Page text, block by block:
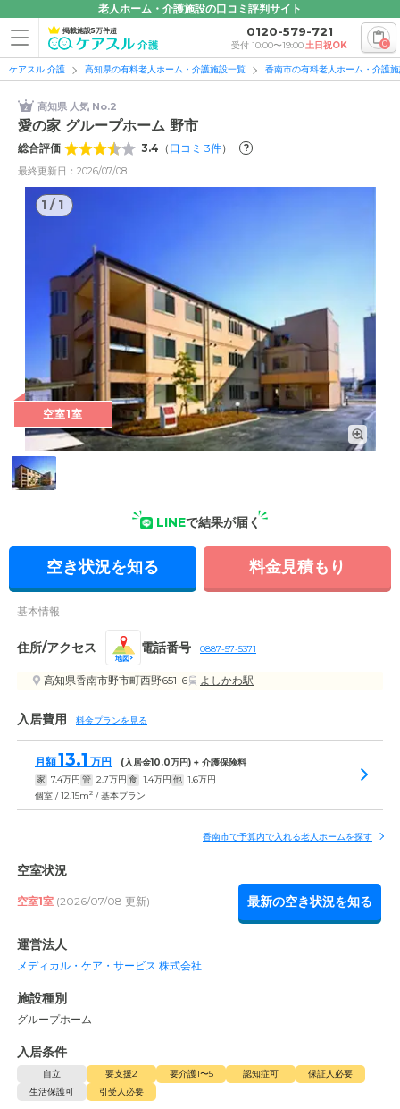
老人ホーム・介護施設の口コミ評判サイト
掲載施設5万件超 0120-579-721
受付 10:00〜19:00土日祝OK 0
ケアスル 介護 高知県の有料老人ホーム・介護施設一覧 香南市の有料老人ホーム・介護
高知県 人気 No.2
愛の家 グループホーム 野市
総合評価 3.4 （ 口コミ 3件） ?
最終更新日：2026/07/08
1 / 1
1/1
外観: 落ち着いたカラーでまとめた3階建て。道路から奥まった
敷地のため、静かで安全な環境です。
空室1室
LINEで結果が届く
空き状況を知る 料金見積もり
基本情報
住所/アクセス
地図
電話番号 0887-57-5371
高知県香南市野市町西野651-6 よしかわ駅
入居費用 料金プランを見る
月額13.1 万円 (入居金10.0万円) + 介護保険料
家 7.4万円 管 2.7万円 食 1.4万円 他 1.6万円
個室 / 12.15m2 / 基本プラン
香南市で予算内で入れる老人ホームを探す
空室状況
空室1室 (2026/07/08 更新) 最新の空き状況を知る
運営法人
メディカル・ケア・サービス 株式会社
施設種別
グループホーム
入居条件
自立 要支援2 要介護1〜5 認知症可
保証人必要
生活保護可
引受人必要